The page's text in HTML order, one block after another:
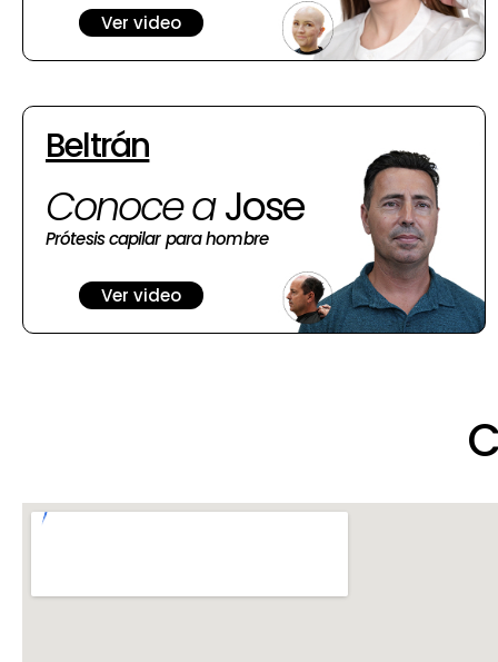
Ver video
Beltrán
Conoce aJose
Prótesis capilar para hombre
Ver video